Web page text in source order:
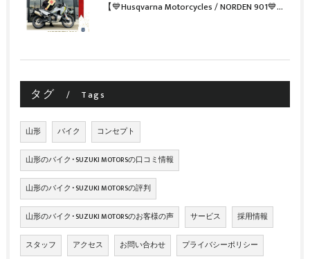
【💙Husqvarna Motorcycles / NORDEN 901💙】 ご納車おめでとうございます🎉✨
タグ Tags
山形 バイク コンセプト
山形のバイク･SUZUKI MOTORSの口コミ情報
山形のバイク･SUZUKI MOTORSの評判
山形のバイク･SUZUKI MOTORSのお客様の声 サービス 採用情報
スタッフ アクセス お問い合わせ プライバシーポリシー